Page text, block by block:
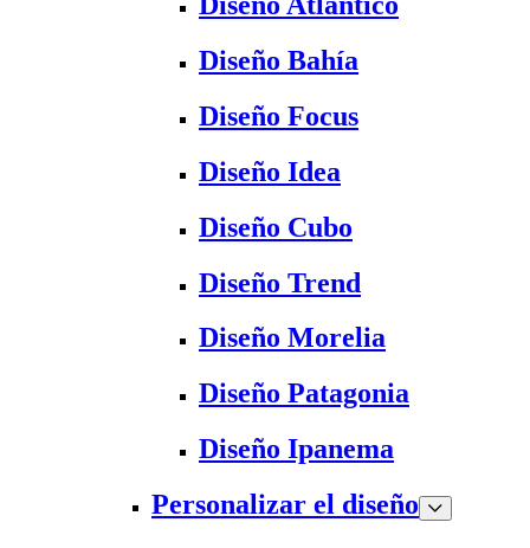
Diseño Bahía
Diseño Focus
Diseño Idea
Diseño Cubo
Diseño Trend
Diseño Morelia
Diseño Patagonia
Diseño Ipanema
Personalizar el diseño